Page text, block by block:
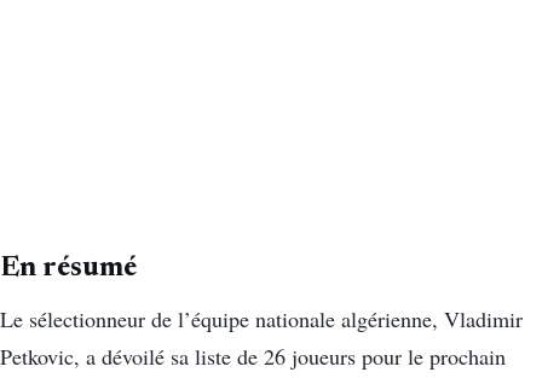
En résumé
Le sélectionneur de l’équipe nationale algérienne, Vladimir
Petkovic, a dévoilé sa liste de 26 joueurs pour le prochain